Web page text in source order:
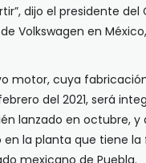
dijo el presidente del
Volkswagen en
motor, cuya
del 2021, será
lanzado en octubre, y
en la planta que tiene
mexicano de Puebla.